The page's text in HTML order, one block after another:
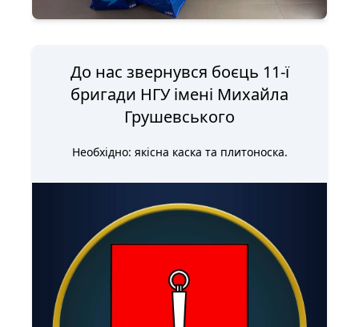
До нас звернувся боєць 11-ї
бригади НГУ імені Михайла
Грушевського
Необхідно: якісна каска та плитоноска.